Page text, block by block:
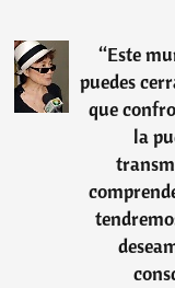
“Este
puedes
que
la